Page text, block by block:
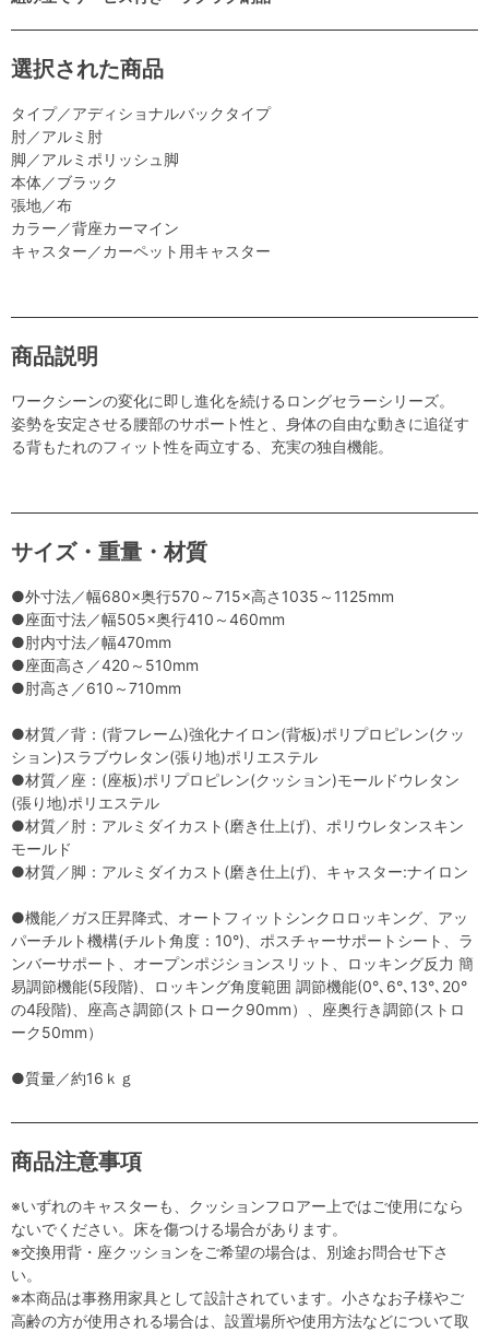
選択された商品
タイプ／アディショナルバックタイプ
肘／アルミ肘
脚／アルミポリッシュ脚
本体／ブラック
張地／布
カラー／背座カーマイン
キャスター／カーペット用キャスター
商品説明
ワークシーンの変化に即し進化を続けるロングセラーシリーズ。
姿勢を安定させる腰部のサポート性と、身体の自由な動きに追従す
る背もたれのフィット性を両立する、充実の独自機能。
サイズ・重量・材質
●外寸法／幅680×奥行570～715×高さ1035～1125mm
●座面寸法／幅505×奥行410～460mm
●肘内寸法／幅470mm
●座面高さ／420～510mm
●肘高さ／610～710mm
●材質／背：(背フレーム)強化ナイロン(背板)ポリプロピレン(クッ
ション)スラブウレタン(張り地)ポリエステル
●材質／座：(座板)ポリプロピレン(クッション)モールドウレタン
(張り地)ポリエステル
●材質／肘：アルミダイカスト(磨き仕上げ)、ポリウレタンスキン
モールド
●材質／脚：アルミダイカスト(磨き仕上げ)、キャスター:ナイロン
●機能／ガス圧昇降式、オートフィットシンクロロッキング、アッ
パーチルト機構(チルト角度：10°)、ポスチャーサポートシート、ラ
ンバーサポート、オープンポジションスリット、ロッキング反力 簡
易調節機能(5段階)、ロッキング角度範囲 調節機能(0°､6°､13°､20°
の4段階)、座高さ調節(ストローク90mm）、座奥行き調節(ストロ
ーク50mm）
●質量／約16ｋｇ
商品注意事項
※いずれのキャスターも、クッションフロアー上ではご使用になら
ないでください。床を傷つける場合があります。
※交換用背・座クッションをご希望の場合は、別途お問合せ下さ
い。
※本商品は事務用家具として設計されています。小さなお子様やご
高齢の方が使用される場合は、設置場所や使用方法などについて取